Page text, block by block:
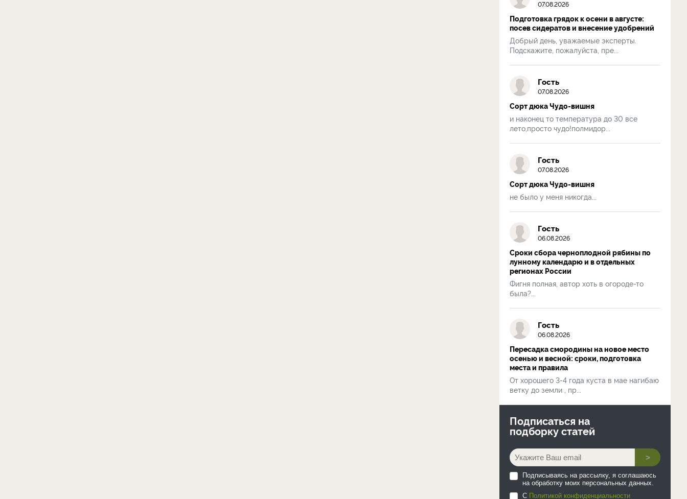
07.08.2026
Подготовка грядок к осени в августе:
посев сидератов и внесение удобрений
Добрый день, уважаемые эксперты.
Подскажите, пожалуйста, пре...
Гость
07.08.2026
Сорт дюка Чудо-вишня
и наконец то температура до 30 все
лето,просто чудо!полмидор...
Гость
07.08.2026
Сорт дюка Чудо-вишня
не было у меня никогда...
Гость
06.08.2026
Сроки сбора черноплодной рябины по
лунному календарю и в отдельных
регионах России
Фигня полная, автор хоть в огороде-то
была?...
Гость
06.08.2026
Пересадка смородины на новое место
осенью и весной: сроки, подготовка
места и правила
От хорошего 3-4 года куста в мае нагибаю
ветку до земли , пр...
Подписаться на
подборку статей
>
Подписываясь на рассылку, я соглашаюсь
на обработку моих персональных данных.
С Политикой конфиденциальности